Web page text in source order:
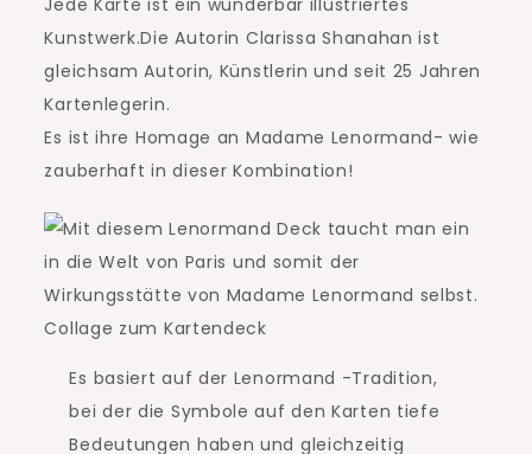
Jede Karte ist ein wunderbar illustriertes
Kunstwerk.Die Autorin Clarissa Shanahan ist
gleichsam Autorin, Künstlerin und seit 25 Jahren
Kartenlegerin.
Es ist ihre Homage an Madame Lenormand- wie
zauberhaft in dieser Kombination!
Collage zum Kartendeck
Es basiert auf der Lenormand -Tradition,
bei der die Symbole auf den Karten tiefe
Bedeutungen haben und gleichzeitig